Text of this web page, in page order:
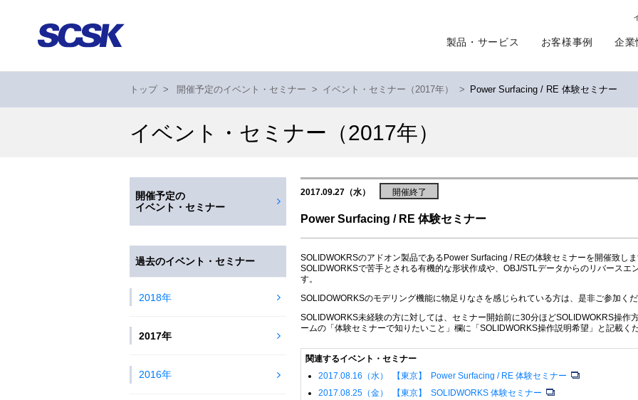
製品・サービス お客様事例 企業
トップ > 開催予定のイベント・セミナー > イベント・セミナー（2017年） > Power Surfacing / RE 体験セミナー
イベント・セミナー （2017年）
2017.09.27（水） 開催終了
Power Surfacing / RE 体験セミナー
SOLIDWOKRSのアドオン製品であるPower Surfacing / REの体験セミナーを開催致し
SOLIDWORKSで苦手とされる有機的な形状作成や、OBJ/STLデータからのリバースエ
す。
SOLIDOWORKSのモデリング機能に物足りなさを感じられている方は、是非ご参加く
SOLIDWORKS未経験の方に対しては、セミナー開始前に30分ほどSOLIDWOKRS操作
ームの「体験セミナーで知りたいこと」欄に「SOLIDWORKS操作説明希望」と記載く
関連するイベント・セミナー
2017.08.16（水） 【東京】 Power Surfacing / RE 体験セミナー
2017.08.25（金） 【東京】 SOLIDWORKS 体験セミナー
開催予定の
イベント・セミナー
過去のイベント・セミナー
2018年
2017年
2016年